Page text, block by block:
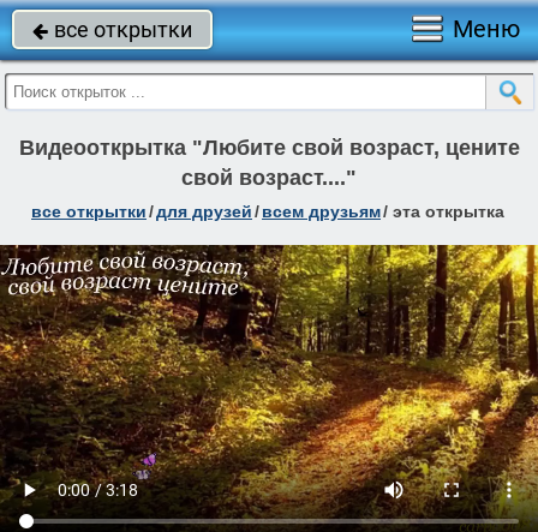
 все открытки Меню
Видеооткрытка "Любите свой возраст, цените
свой возраст...."
все открытки/для друзей/всем друзьям/ эта открытка